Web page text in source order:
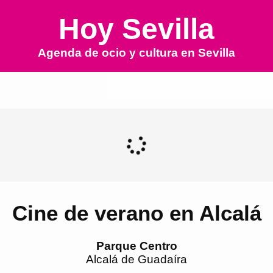
Hoy Sevilla
Agenda de ocio y cultura en Sevilla
Cine de verano en Alcalá
Parque Centro
Alcalá de Guadaíra